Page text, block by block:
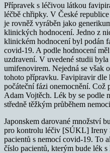
Přípravek s léčivou látkou
léčbě chřipky. V České
je rovněž vyráběn jako
klinických hodnocení. Jedno z
klinickém hodnocení byl podán
covid-19. A podle hodnocení
uzdravení. V uvedené studii
umifenovirem. Nejedná se však
tohoto přípravku. Favipiravir dle
počáteční fázi onemocnění.
Adam Vojtěch. Lék by se podle
středně těžkým průběhem
Japonskem darované množství
pro kontrolu léčiv [SÚKL] Ireny
pacientů s nemocí covid-19. To
číslo pacientů, kterým bude lék